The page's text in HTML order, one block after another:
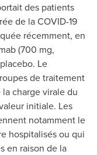
des patients
de la COVID-19
récemment, en
(700 mg,
Le
de traitement
charge virale du
initiale. Les
notamment le
hospitalisés ou qui
en raison de la